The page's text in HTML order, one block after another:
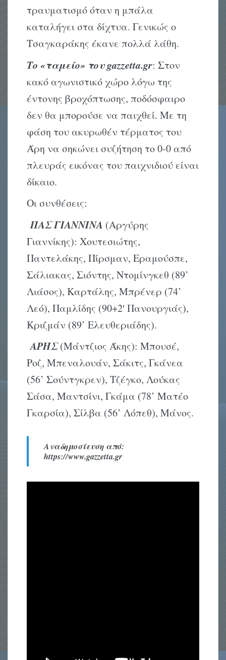
τραυματισμό όταν η μπάλα
καταλήγει στα δίχτυα. Γενικώς ο
Τσαγκαράκης έκανε πολλά λάθη.
Το «ταμείο» του gazzetta.gr: Στον
κακό αγωνιστικό χώρο λόγω της
έντονης βροχόπτωσης, ποδόσφαιρο
δεν θα μπορούσε να παιχθεί. Με τη
φάση του ακυρωθέν τέρματος του
Άρη να σηκώνει συζήτηση το 0-0 από
πλευράς εικόνας του παιχνιδιού είναι
δίκαιο.
Οι συνθέσεις:
ΠΑΣ ΓΙΑΝΝΙΝΑ (Αργύρης
Γιαννίκης): Χουτεσιώτης,
Παντελάκης, Πίρσμαν, Εραμούσπε,
Σάλιακας, Σιόντης, Ντομίνγκεθ (89’
Λιάσος), Καρτάλης, Μπρένερ (74’
Λεό), Παμλίδης (90+2′ Πανουργιάς),
Κριζμάν (89’ Ελευθεριάδης).
ΑΡΗΣ(Μάντζιος Άκης): Μπουσέ,
Ροζ, Μπεναλουάν, Σάκιτς, Γκάνεα
(56’ Σούντγκρεν), Τζέγκο, Λούκας
Σάσα, Μαντσίνι, Γκάμα (78’ Ματέο
Γκαρσία), Σίλβα (56’ Λόπεθ), Μάνος.
Αναδημοσίευση από:
https://www.gazzetta.gr